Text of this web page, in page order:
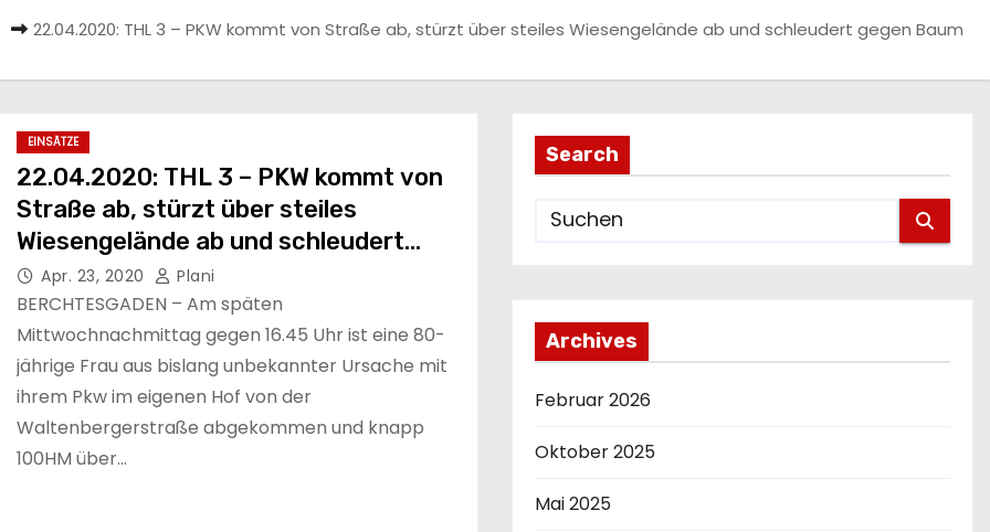
22.04.2020: THL 3 – PKW kommt von Straße ab, stürzt über steiles Wiesengelände ab und schleudert gegen Baum
EINSÄTZE
22.04.2020: THL 3 – PKW kommt von
Straße ab, stürzt über steiles
Wiesengelände ab und schleudert
gegen Baum
Apr. 23, 2020 Plani
BERCHTESGADEN – Am späten
Mittwochnachmittag gegen 16.45 Uhr ist eine 80-
jährige Frau aus bislang unbekannter Ursache mit
ihrem Pkw im eigenen Hof von der
Waltenbergerstraße abgekommen und knapp
100HM über…
Search
Archives
Februar 2026
Oktober 2025
Mai 2025